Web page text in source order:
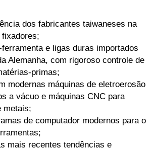
dos fabricantes taiwaneses na
fixadores;
e ligas duras importados
Alemanha, com rigoroso controle de
primas;
modernas máquinas de eletroerosão
a vácuo e máquinas CNC para
metais;
de computador modernos para o
mais recentes tendências e